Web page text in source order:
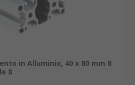
in Alluminio, 40 x 80 mm 8
8